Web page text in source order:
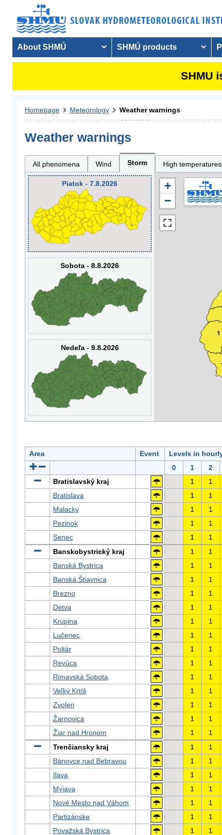
About SHMÚ SHMÚ products
SHMU
Homepage Meteorology Weather warnings
Weather warnings
All phenomena Wind Storm High temperatures
Piatok - 7.8.2026
Sobota - 8.8.2026
Nedeľa - 9.8.2026
1
+
−
Area Event
Levels in
0
1
2
Bratislavský kraj
1
1
Bratislava
1
1
Malacky
1
1
Pezinok
1
1
Senec
1
1
Banskobystrický kraj
1
1
Banská Bystrica
1
1
Banská Štiavnica
1
1
Brezno
1
1
Detva
1
1
Krupina
1
1
Lučenec
1
1
Poltár
1
1
Revúca
1
1
Rimavská Sobota
1
1
Veľký Krtíš
1
1
Zvolen
1
1
Žarnovica
1
1
Žiar nad Hronom
1
1
Trenčiansky kraj
1
1
Bánovce nad Bebravou
1
1
Ilava
1
1
Myjava
1
1
Nové Mesto nad Váhom
1
1
Partizánske
1
1
Považská Bystrica
1
1